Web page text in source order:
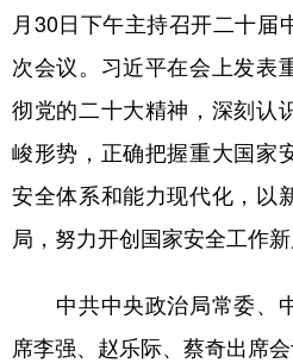
广东 广西
陕西 甘肃
新疆 内蒙古
月30日下午主持召开二十届
次会议。习近平在会上发表
彻党的二十大精神，深刻认
峻形势，正确把握重大国家
安全体系和能力现代化，以
局，努力开创国家安全工作新
中共中央政治局常委、
席李强、赵乐际、蔡奇出席会